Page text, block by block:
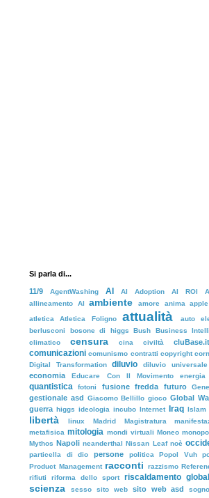
Si parla di...
11/9 AgentWashing AI AI Adoption AI ROI
allineamento AI
ambiente amore anima
atletica Atletica Foligno attualità auto
berlusconi
bosone di higgs Bush Business
climatico
censura cina civiltà cluBase.it
comunicazioni comunismo contratti copyright
Digital Transformation
diluvio diluvio universale
economia
Educare Con Il Movimento energia
quantistica
fotoni fusione fredda futuro
gestionale asd Giacomo Bellillo gioco Global
guerra higgs ideologia incubo Internet Iraq Islam
libertà linux Madrid Magistratura
metafisica mitologia mondi virtuali Moneo
Mythos Napoli neanderthal Nissan Leaf noè
particella di dio
persone politica Popol Vuh
Product Management racconti razzismo
rifiuti
riforma dello sport riscaldamento
scienza sesso sito web sito web asd sogno